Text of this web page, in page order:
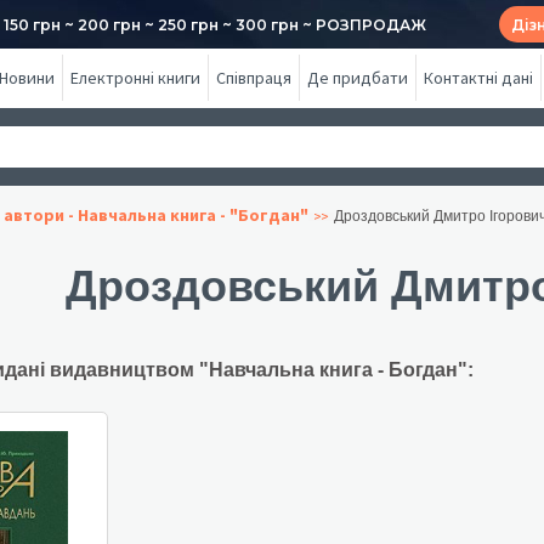
грн ~ 200 грн ~ 250 грн ~ 300 грн ~ РОЗПРОДАЖ
Новини Електронні книги Співпраця Де придбати Контактні дані
- Навчальна книга - "Богдан" Дроздовський Дмитро
Дроздовський
видавництвом "Навчальна книга - Богдан":